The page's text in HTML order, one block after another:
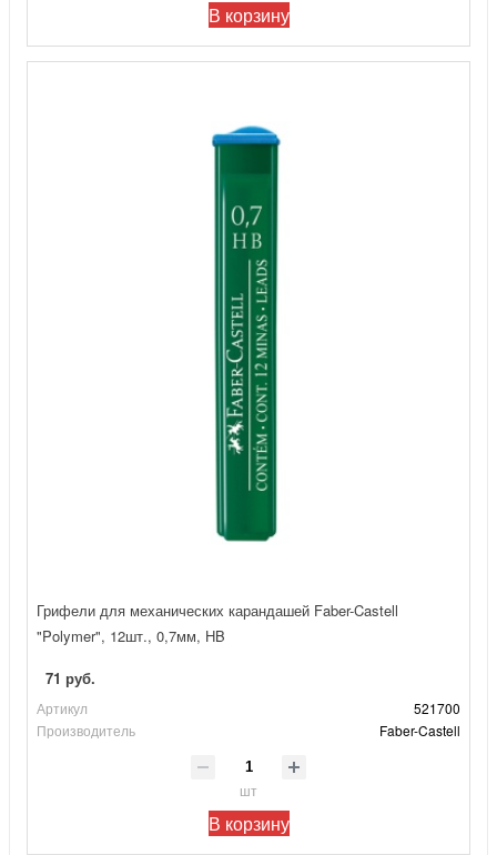
В корзину
Грифели для механических карандашей Faber-Castell
"Polymer", 12шт., 0,7мм, HB
71 руб.
Артикул
521700
Производитель
Faber-Castell
шт
В корзину